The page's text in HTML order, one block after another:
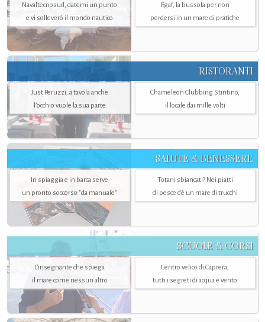
Navaltecnosud, datemi un punto
e vi solleverò il mondo nautico
Egaf, la bussola per non
perdersi in un mare di pratiche
RISTORANTI
Just Peruzzi, a tavola anche
l’occhio vuole la sua parte
Chameleon Clubbing Stintino,
il locale dai mille volti
SALUTE & BENESSERE
In spiaggia e in barca serve
un pronto soccorso "da manuale"
Totani sbiancati? Nei piatti
di pesce c'è un mare di trucchi
SCUOLE & CORSI
L'insegnante che spiega
il mare come nessun altro
Centro velico di Caprera,
tutti i segreti di acqua e vento